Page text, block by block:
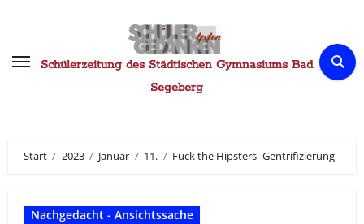
springenSchülerzeitung des Städtischen Gymnasiums Bad
Segeberg
Start 2023 Januar 11. Fuck the Hipsters- Gentrifizierung
Nachgedacht - Ansichtssache